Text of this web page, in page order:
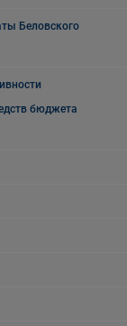
Беловского
бюджета